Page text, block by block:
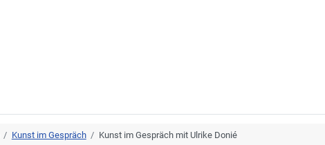
Kunst im Gespräch Kunst im Gespräch mit Ulrike Donié